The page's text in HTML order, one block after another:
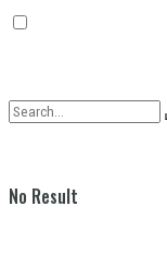
No Result